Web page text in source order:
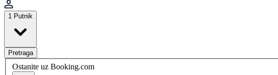
1 Putnik
Pretraga
Ostanite uz Booking.com